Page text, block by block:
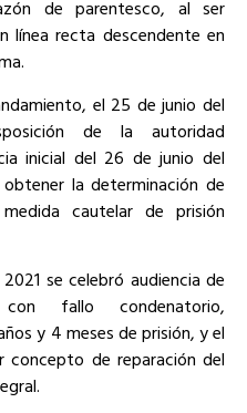
de parentesco, al ser
línea recta descendente en
el 25 de junio del
de la autoridad
inicial del 26 de junio del
la determinación de
cautelar de prisión
se celebró audiencia de
con fallo condenatorio,
y 4 meses de prisión, y el
de reparación del